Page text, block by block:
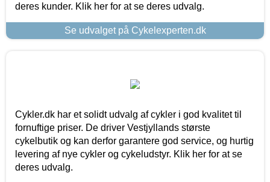
deres kunder. Klik her for at se deres udvalg.
Se udvalget på Cykelexperten.dk
Cykler.dk har et solidt udvalg af cykler i god kvalitet til
fornuftige priser. De driver Vestjyllands største
cykelbutik og kan derfor garantere god service, og hurtig
levering af nye cykler og cykeludstyr. Klik her for at se
deres udvalg.